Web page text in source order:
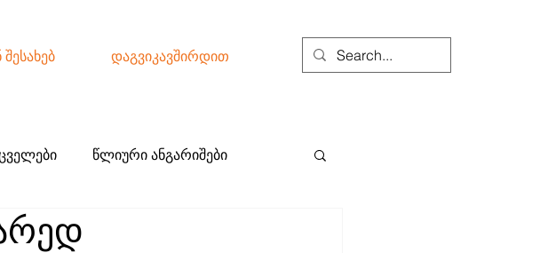
შესახებ დაგვიკავშირდით
წლიური ანგარიშები